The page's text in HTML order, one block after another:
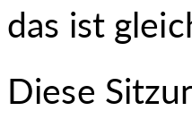
das ist
Diese